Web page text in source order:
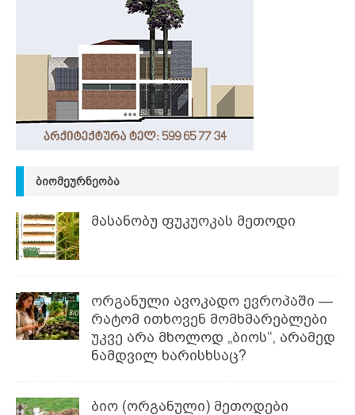
ᲑᲘᲝᲛᲔᲣᲠᲜᲔᲝᲑᲐ
მასანობუ ფუკუოკას მეთოდი
ორგანული ავოკადო ევროპაში —
რატომ ითხოვენ მომხმარებლები
უკვე არა მხოლოდ „ბიოს“, არამედ
ნამდვილ ხარისხსაც?
ბიო (ორგანული) მეთოდები